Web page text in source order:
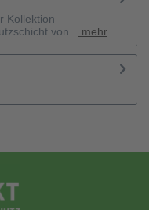
Kollektion
von...
mehr